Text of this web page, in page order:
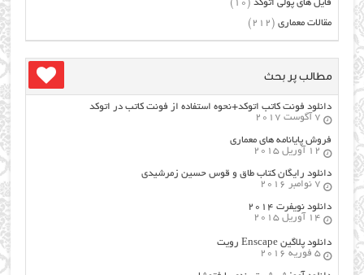
فایل های پولی اتوکد (10)
مقالات معماری (212)
مطالب پر بحث
دانلود فونت کاتب اتوکد+نحوه استفاده از فونت کاتب در اتوکد
7 آگوست 2017
فروش پایانامه های معماری
12 آوریل 2015
دانلود رایگان کتاب طاق و قوس حسین زمرشیدی
7 نوامبر 2016
دانلود نویفرت ۲۰۱۴
14 آوریل 2015
دانلود پلاگین Enscape رویت
5 فوریه 2016